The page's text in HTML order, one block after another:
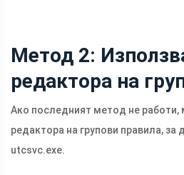
Метод 2:
редактора на
Ако последният метод не работи,
редактора на групови правила, за
utcsvc.exe.